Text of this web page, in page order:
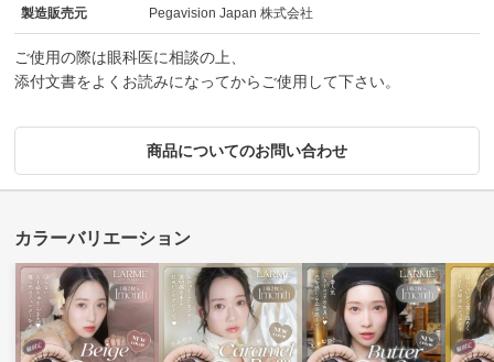
製造販売元 Pegavision Japan 株式会社
ご使用の際は眼科医に相談の上、
添付文書をよくお読みになってからご使用して下さい。
商品についてのお問い合わせ